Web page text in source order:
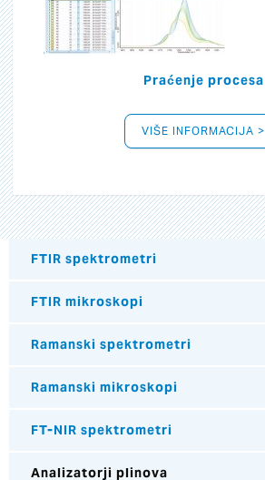
Praćenje procesa
VIŠE INFORMACIJA >
FTIR spektrometri
FTIR mikroskopi
Ramanski spektrometri
Ramanski mikroskopi
FT-NIR spektrometri
Analizatorji plinova